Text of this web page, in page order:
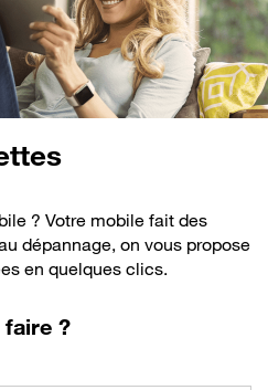
? Votre mobile fait des
dépannage, on vous propose
en quelques clics.
?